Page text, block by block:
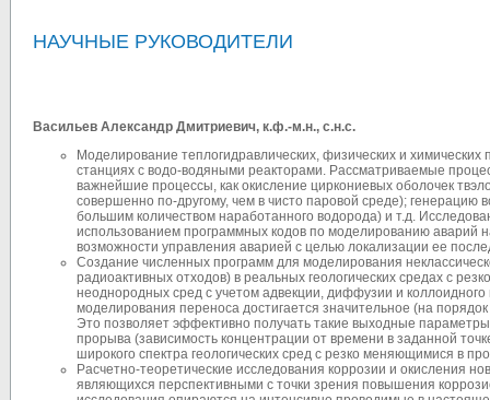
НАУЧНЫЕ РУКОВОДИТЕЛИ
Васильев Александр Дмитриевич, к.ф.-м.н., с.н.с.
Моделирование теплогидравлических, физических и
станциях с водо-водяными реакторами. Рассматриваемые
важнейшие процессы, как окисление циркониевых оболочек
совершенно по-другому, чем в чисто паровой среде); генерацию
большим количеством наработанного водорода) и т.д.
использованием программных кодов по моделированию
возможности управления аварией с целью локализации ее
Создание численных программ для моделирования
радиоактивных отходов) в реальных геологических средах с
неоднородных сред с учетом адвекции, диффузии и
моделирования переноса достигается значительное (на
Это позволяет эффективно получать такие выходные
прорыва (зависимость концентрации от времени в заданной
широкого спектра геологических сред с резко меняющимися в
Расчетно-теоретические исследования коррозии и окисления
являющихся перспективными с точки зрения повышения